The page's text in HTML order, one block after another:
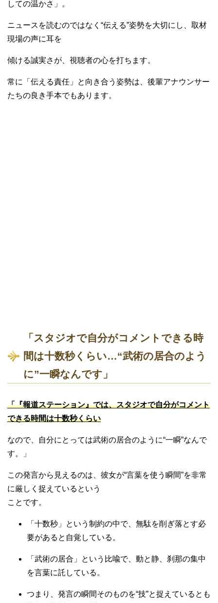
しての温かさ」。
ニュースを読むのではなく“伝える”姿勢を大切にし、取材
現場の声に耳を
傾ける誠実さが、視聴者の心を打ちます。
常に「伝える責任」と向き合う姿勢は、後輩アナウンサー
たちの良き手本でもあります。
「スタジオで自分がコメントできる時
間は十数秒くらい…“武術の居合のよう
に”一瞬なんです」
「『報道ステーション』では、スタジオで自分がコメント
できる時間は十数秒くらい
なので、自分にとっては武術の居合のように“一瞬”なんで
す。」
この発言から見えるのは、彼女が“言葉を使う瞬間”を非常
に厳しく捉えているという
ことです。
「十数秒」という制約の中で、無駄を削ぎ落とす必
要があると自覚している。
「武術の居合」という比喩で、動と静、刹那の集中
を言葉に託している。
つまり、発言の瞬間そのものを“技”と捉えているとも